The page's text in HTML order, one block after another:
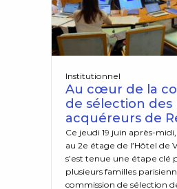
Au cœur de la
de sélection des
acquéreurs de
Institutionnel
Ce jeudi 19 juin après-
au 2e étage de l’Hôtel de
s’est tenue une étape clé
plusieurs familles
commission de sélection